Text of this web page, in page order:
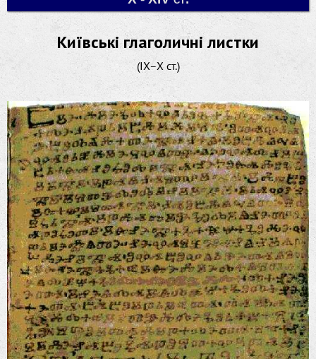
Київські глаголичні листки
(IX–X ст.)